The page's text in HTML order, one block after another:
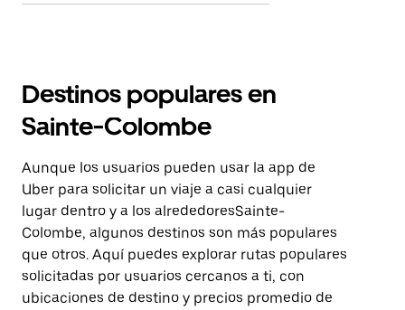
Destinos populares en
Sainte-Colombe
Aunque los usuarios pueden usar la app de
Uber para solicitar un viaje a casi cualquier
lugar dentro y a los alrededoresSainte-
Colombe, algunos destinos son más populares
que otros. Aquí puedes explorar rutas populares
solicitadas por usuarios cercanos a ti, con
ubicaciones de destino y precios promedio de